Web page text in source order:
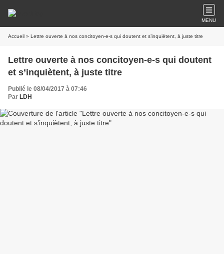
MENU
Accueil » Lettre ouverte à nos concitoyen-e-s qui doutent et s’inquiètent, à juste titre
Lettre ouverte à nos concitoyen-e-s qui doutent
et s’inquiètent, à juste titre
Publié le 08/04/2017 à 07:46
Par LDH